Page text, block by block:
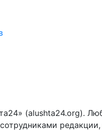
(alushta24.org).